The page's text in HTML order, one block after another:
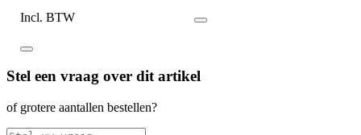
Incl. BTW
Stel een vraag over dit artikel
of grotere aantallen bestellen?